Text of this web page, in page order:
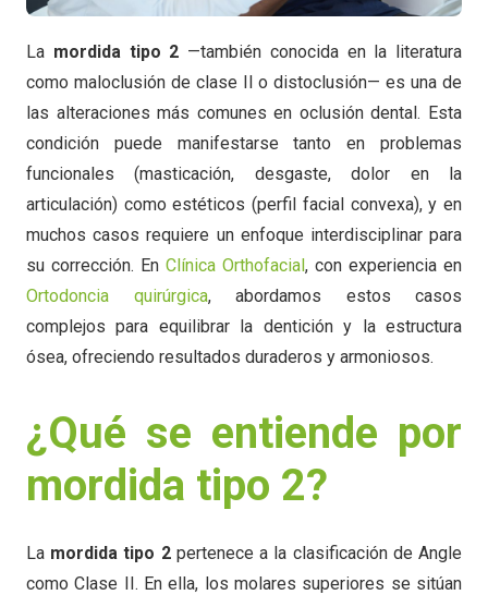
La mordida tipo 2 —también conocida en la literatura
como maloclusión de clase II o distoclusión— es una de
las alteraciones más comunes en oclusión dental. Esta
condición puede manifestarse tanto en problemas
funcionales (masticación, desgaste, dolor en la
articulación) como estéticos (perfil facial convexa), y en
muchos casos requiere un enfoque interdisciplinar para
su corrección. En Clínica Orthofacial, con experiencia en
Ortodoncia quirúrgica, abordamos estos casos
complejos para equilibrar la dentición y la estructura
ósea, ofreciendo resultados duraderos y armoniosos.
¿Qué se entiende por
mordida tipo 2?
La mordida tipo 2pertenece a la clasificación de Angle
como Clase II. En ella, los molares superiores se sitúan